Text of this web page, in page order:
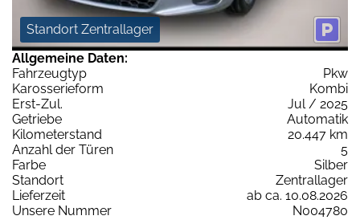
Standort Zentrallager
Allgemeine Daten:
Fahrzeugtyp
Pkw
Karosserieform
Kombi
Erst-Zul.
Jul / 2025
Getriebe
Automatik
Kilometerstand
20.447 km
Anzahl der Türen
5
Farbe
Silber
Standort
Zentrallager
Lieferzeit
ab ca. 10.08.2026
Unsere Nummer
N004780